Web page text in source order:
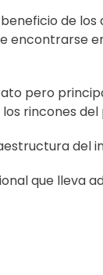
de
pero
rincones del
del
que lleva